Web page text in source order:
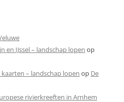
en IJssel – landschap lopen op
– landschap lopen op De
rivierkreeften in Arnhem